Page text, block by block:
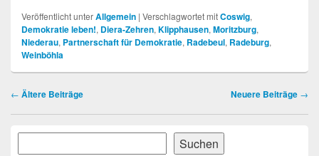
Veröffentlicht unterAllgemein | Verschlagwortet mitCoswig,
Demokratie leben!, Diera-Zehren,Klipphausen,Moritzburg,
Niederau, Partnerschaft für Demokratie, Radebeul, Radeburg,
Weinböhla
Beitragsnavigation
← Ältere Beiträge Neuere Beiträge →
Primärer
Suchen